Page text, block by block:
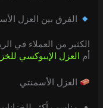
الفرق بين العزل
الكثير من العملاء في
أم العزل الإيبوكسي
العزل الأسمنتي